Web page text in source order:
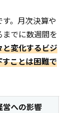
。月次決算や
でに数週間を
と変化するビジ
ことは困難で
営への影響